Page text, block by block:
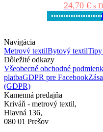
24,70 € s
Navigácia
Metrový textilBytový textilTipy
Dôležité odkazy
Všeobecné obchodné
platbaGDPR pre Facebook
(GDPR)
Kamenná predajňa
Kriváň - metrový textil,
Hlavná 136,
080 01 Prešov